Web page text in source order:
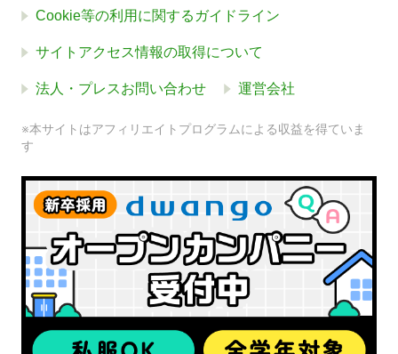
Cookie等の利用に関するガイドライン
サイトアクセス情報の取得について
法人・プレスお問い合わせ 運営会社
※本サイトはアフィリエイトプログラムによる収益を得ていま
す